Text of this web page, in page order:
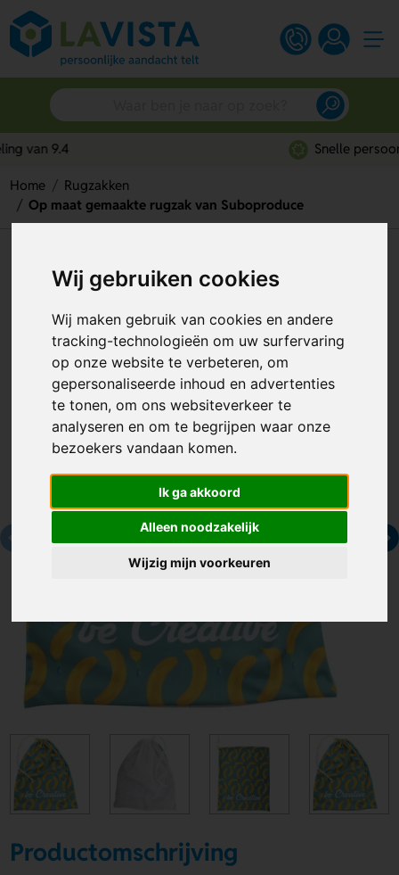
Wij gebruiken cookies
Wij maken gebruik van cookies en andere
tracking-technologieën om uw surfervaring
op onze website te verbeteren, om
gepersonaliseerde inhoud en advertenties
te tonen, om ons websiteverkeer te
analyseren en om te begrijpen waar onze
bezoekers vandaan komen.
Ik ga akkoord
Alleen noodzakelijk
Wijzig mijn voorkeuren
Snelle persoonlijke service
Home
Rugzakken
Op maat gemaakte rugzak van Suboproduce
Op maat gemaakte rugzak van
Suboproduce
Artikelnummer: 277744
Productomschrijving